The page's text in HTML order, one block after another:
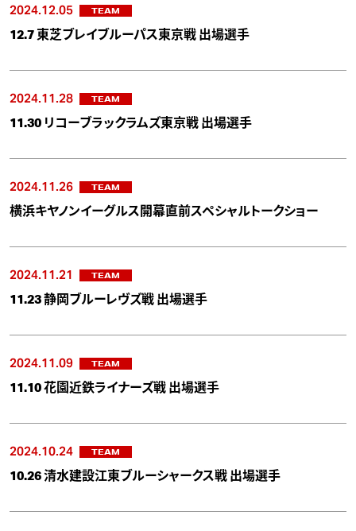
2024.12.05 TEAM
12.7 東芝ブレイブルーパス東京戦 出場選手
2024.11.28 TEAM
11.30 リコーブラックラムズ東京戦 出場選手
2024.11.26 TEAM
横浜キヤノンイーグルス開幕直前スペシャルトークショー
2024.11.21 TEAM
11.23 静岡ブルーレヴズ戦 出場選手
2024.11.09 TEAM
11.10 花園近鉄ライナーズ戦 出場選手
2024.10.24 TEAM
10.26 清水建設江東ブルーシャークス戦 出場選手